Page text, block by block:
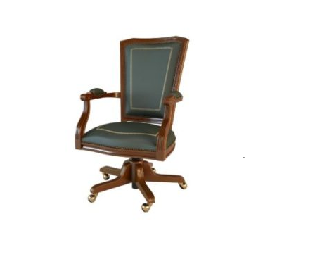
Art&Moble 01002 Кресло вращающе...
5 575,71 €